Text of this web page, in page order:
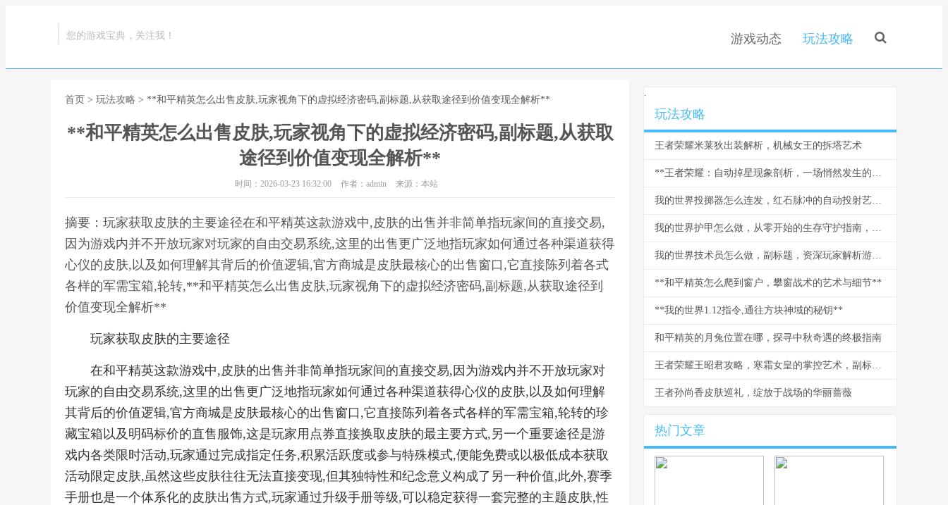
您的游戏宝典，关注我！ 游戏动态 玩法攻略
首页 > 玩法攻略 > **和平精英怎么出售皮肤,玩家视角下的虚拟经济密码,副标题,从获取途径到价值变现全解析**
**和平精英怎么出售皮肤,玩家视角下的虚拟经济密码,副标题,从获取
途径到价值变现全解析**
时间：2026-03-23 16:32:00 作者：admin 来源：本站
摘要：玩家获取皮肤的主要途径在和平精英这款游戏中,皮肤的出售并非简单指玩家间的直接交易,
因为游戏内并不开放玩家对玩家的自由交易系统,这里的出售更广泛地指玩家如何通过各种渠道获得
心仪的皮肤,以及如何理解其背后的价值逻辑,官方商城是皮肤最核心的出售窗口,它直接陈列着各式
各样的军需宝箱,轮转,**和平精英怎么出售皮肤,玩家视角下的虚拟经济密码,副标题,从获取途径到
价值变现全解析**
玩家获取皮肤的主要途径
在和平精英这款游戏中,皮肤的出售并非简单指玩家间的直接交易,因为游戏内并不开放玩家对
玩家的自由交易系统,这里的出售更广泛地指玩家如何通过各种渠道获得心仪的皮肤,以及如何理解
其背后的价值逻辑,官方商城是皮肤最核心的出售窗口,它直接陈列着各式各样的军需宝箱,轮转的珍
藏宝箱以及明码标价的直售服饰,这是玩家用点券直接换取皮肤的最主要方式,另一个重要途径是游
戏内各类限时活动,玩家通过完成指定任务,积累活跃度或参与特殊模式,便能免费或以极低成本获取
活动限定皮肤,虽然这些皮肤往往无法直接变现,但其独特性和纪念意义构成了另一种价值,此外,赛季
手册也是一个体系化的皮肤出售方式,玩家通过升级手册等级,可以稳定获得一套完整的主题皮肤,性
.
玩法攻略
王者荣耀米莱狄出装解析，机械女王的拆塔艺术
**王者荣耀：自动掉星现象剖析，一场悄然发生的信任危机**
我的世界投掷器怎么连发，红石脉冲的自动投射艺术，红石玩家的进阶乐章
我的世界护甲怎么做，从零开始的生存守护指南，副标题探索打造与强化的终极奥秘
我的世界技术员怎么做，副标题，资深玩家解析游戏科技进阶之路
**和平精英怎么爬到窗户，攀窗战术的艺术与细节**
**我的世界1.12指令,通往方块神域的秘钥**
和平精英的月兔位置在哪，探寻中秋奇遇的终极指南
王者荣耀王昭君攻略，寒霜女皇的掌控艺术，副标题，极致控制与爆发连招心得
王者孙尚香皮肤巡礼，绽放于战场的华丽蔷薇
热门文章